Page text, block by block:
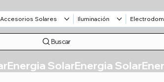
Accesorios Solares Iluminación
Buscar